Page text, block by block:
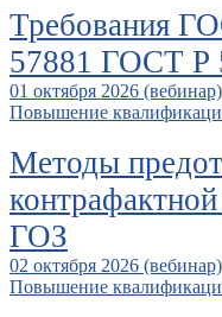
Требования
57881 ГОСТ Р
01 октября 2026 (вебинар)
Повышение
Методы
ГОЗ
02 октября 2026 (вебинар)
Повышение